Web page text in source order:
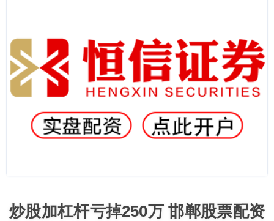
炒股加杠杆亏掉250万 邯郸股票配资